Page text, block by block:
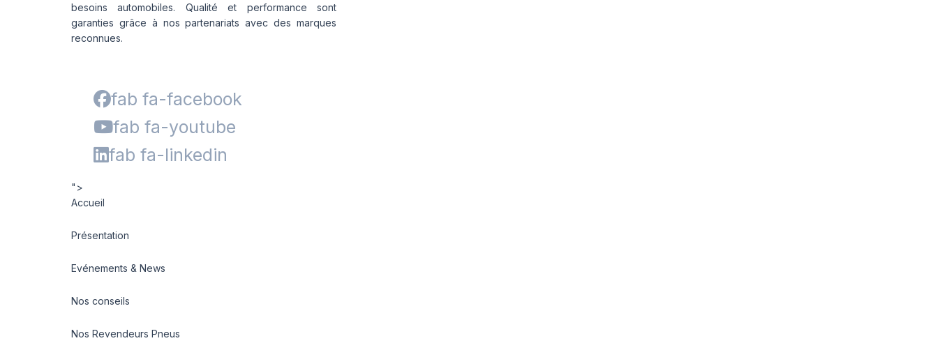
besoins automobiles. Qualité et performance sont
garanties grâce à nos partenariats avec des marques
reconnues.
fab fa-facebook
fab fa-youtube
fab fa-linkedin
">
Accueil
Présentation
Evénements & News
Nos conseils
Nos Revendeurs Pneus